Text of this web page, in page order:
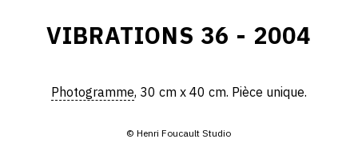
VIBRATIONS 36 - 2004
Photogramme, 30 cm x 40 cm. Pièce unique.
© Henri Foucault Studio